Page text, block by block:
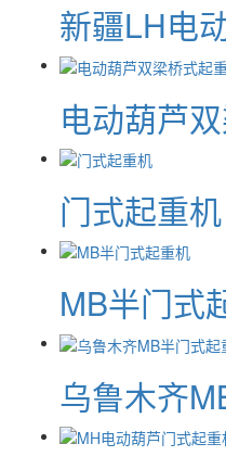
新疆LH电
电动葫芦
门式起重机
MB半门式
乌鲁木齐